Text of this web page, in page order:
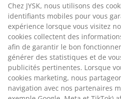
Numéro d’article: 5220507
Spécifications
Chez JYSK, nous utilisons des
identifiants mobiles pour vous
expérience lorsque vous visitez
cookies collectent des
afin de garantir le bon
générer des statistiques et de
publicités pertinentes. Lorsque
cookies marketing, nous
navigation avec nos partenaires